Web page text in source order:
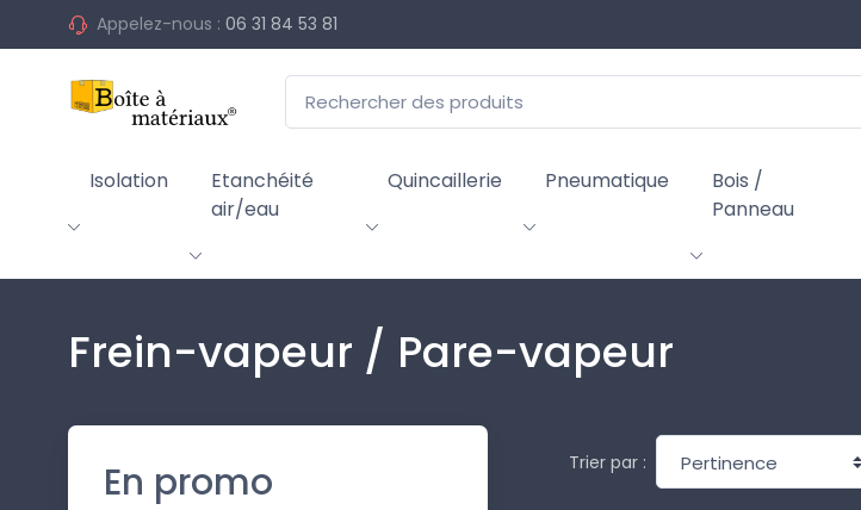
Appelez-nous : 06 31 84 53 81
Isolation
Etanchéité
air/eau
Quincaillerie Pneumatique
Bois /
Panneau
Frein-vapeur / Pare-vapeur
En promo Trier par :